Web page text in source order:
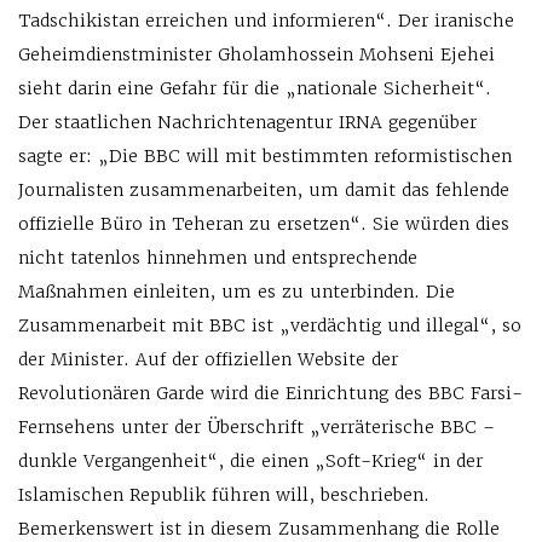
Tadschikistan erreichen und informieren“. Der iranische
Geheimdienstminister Gholamhossein Mohseni Ejehei
sieht darin eine Gefahr für die „nationale Sicherheit“.
Der staatlichen Nachrichtenagentur IRNA gegenüber
sagte er: „Die BBC will mit bestimmten reformistischen
Journalisten zusammenarbeiten, um damit das fehlende
offizielle Büro in Teheran zu ersetzen“. Sie würden dies
nicht tatenlos hinnehmen und entsprechende
Maßnahmen einleiten, um es zu unterbinden. Die
Zusammenarbeit mit BBC ist „verdächtig und illegal“, so
der Minister. Auf der offiziellen Website der
Revolutionären Garde wird die Einrichtung des BBC Farsi-
Fernsehens unter der Überschrift „verräterische BBC –
dunkle Vergangenheit“, die einen „Soft-Krieg“ in der
Islamischen Republik führen will, beschrieben.
Bemerkenswert ist in diesem Zusammenhang die Rolle